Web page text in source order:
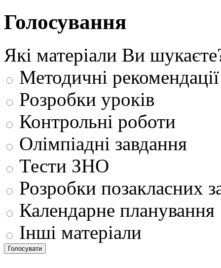
Голосування
Які матеріали Ви
Методичні рекомендації
Розробки уроків
Контрольні роботи
Олімпіадні завдання
Тести ЗНО
Розробки позакласних
Календарне планування
Інші матеріали